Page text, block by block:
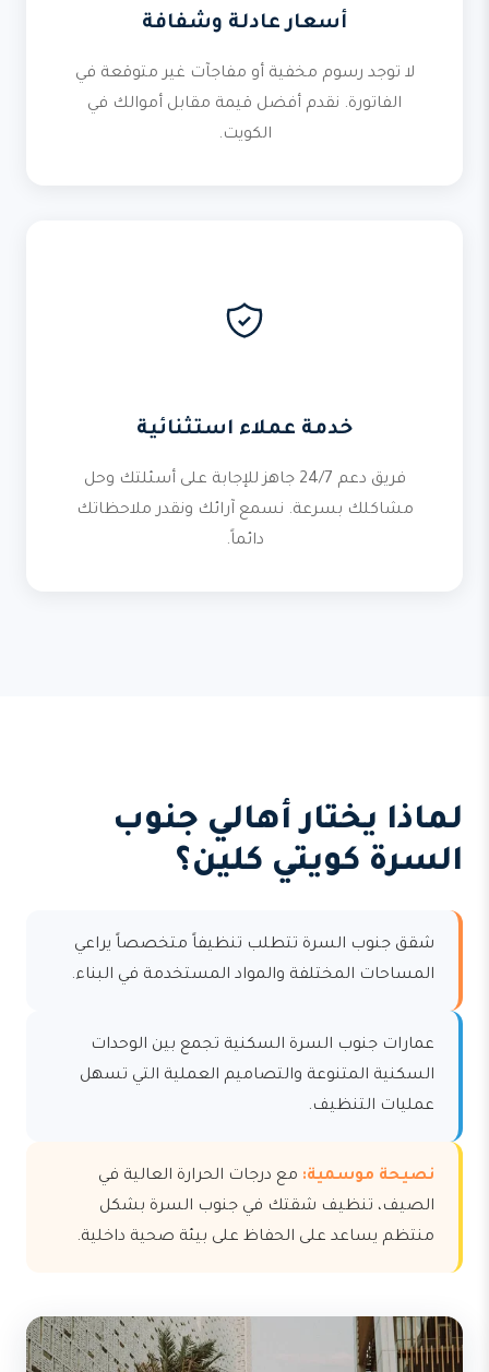
أسعار عادلة وشفافة
لا توجد رسوم مخفية أو مفاجآت غير متوقعة في
الفاتورة. نقدم أفضل قيمة مقابل أموالك في
الكويت.
خدمة عملاء استثنائية
فريق دعم 24/7 جاهز للإجابة على أسئلتك وحل
مشاكلك بسرعة. نسمع آرائك ونقدر ملاحظاتك
دائماً.
لماذا يختار أهالي جنوب
السرة كويتي كلين؟
شقق جنوب السرة تتطلب تنظيفاً متخصصاً يراعي
المساحات المختلفة والمواد المستخدمة في البناء.
عمارات جنوب السرة السكنية تجمع بين الوحدات
السكنية المتنوعة والتصاميم العملية التي تسهل
عمليات التنظيف.
نصيحة موسمية: مع درجات الحرارة العالية في
الصيف، تنظيف شقتك في جنوب السرة بشكل
منتظم يساعد على الحفاظ على بيئة صحية داخلية.